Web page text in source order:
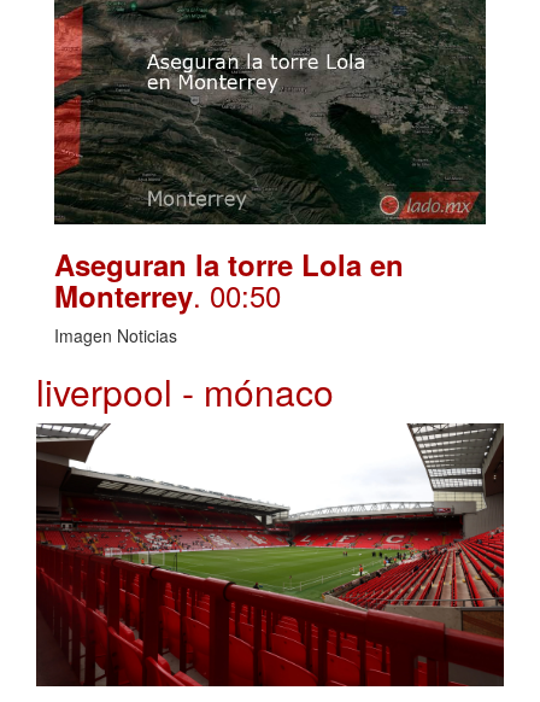
Aseguran la torre Lola en
Monterrey. 00:50
Imagen Noticias
liverpool - mónaco